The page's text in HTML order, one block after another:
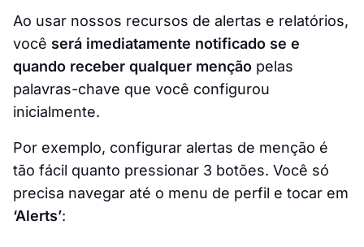
Ao usar nossos recursos de alertas e relatórios,
você será imediatamente notificado se e
quando receber qualquer menção pelas
palavras-chave que você configurou
inicialmente.
Por exemplo, configurar alertas de menção é
tão fácil quanto pressionar 3 botões. Você só
precisa navegar até o menu de perfil e tocar em
‘Alerts’: